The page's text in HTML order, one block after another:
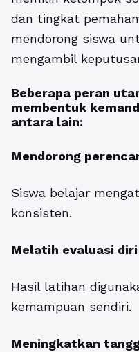
dan tingkat
mendorong siswa
mengambil
Beberapa peran
membentuk
antara lain:
Mendorong
Siswa belajar
konsisten.
Melatih evaluasi
Hasil latihan
kemampuan sendiri.
Meningkatkan